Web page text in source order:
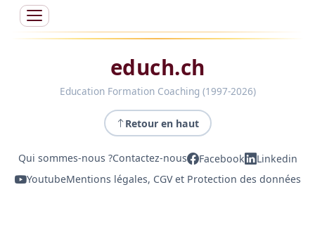
educh.ch
Education Formation Coaching (1997-2026)
Retour en haut
Qui sommes-nous ?Contactez-nous Facebook
Linkedin
YoutubeMentions légales, CGV et Protection des données